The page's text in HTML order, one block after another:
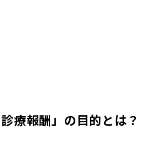
療報酬」の目的とは？